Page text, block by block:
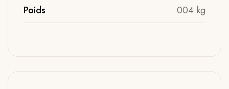
Poids 004 kg